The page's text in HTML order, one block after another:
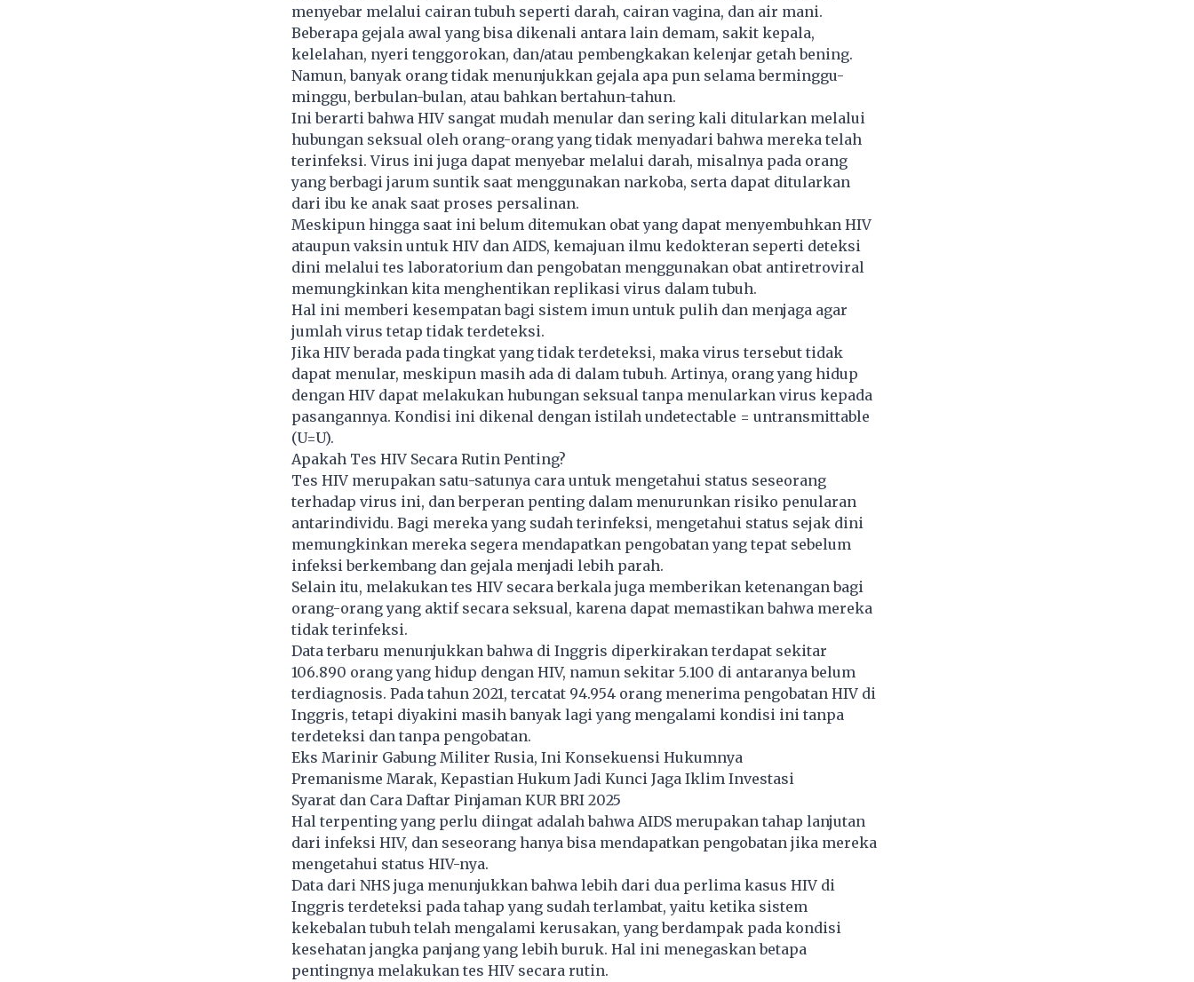
menyebar melalui cairan tubuh seperti darah, cairan vagina, dan air mani.
Beberapa gejala awal yang bisa dikenali antara lain demam, sakit kepala,
kelelahan, nyeri tenggorokan, dan/atau pembengkakan kelenjar getah bening.
Namun, banyak orang tidak menunjukkan gejala apa pun selama berminggu-
minggu, berbulan-bulan, atau bahkan bertahun-tahun.
Ini berarti bahwa HIV sangat mudah menular dan sering kali ditularkan melalui
hubungan seksual oleh orang-orang yang tidak menyadari bahwa mereka telah
terinfeksi. Virus ini juga dapat menyebar melalui darah, misalnya pada orang
yang berbagi jarum suntik saat menggunakan narkoba, serta dapat ditularkan
dari ibu ke anak saat proses persalinan.
Meskipun hingga saat ini belum ditemukan obat yang dapat menyembuhkan HIV
ataupun vaksin untuk HIV dan AIDS, kemajuan ilmu kedokteran seperti deteksi
dini melalui tes laboratorium dan pengobatan menggunakan obat antiretroviral
memungkinkan kita menghentikan replikasi virus dalam tubuh.
Hal ini memberi kesempatan bagi sistem imun untuk pulih dan menjaga agar
jumlah virus tetap tidak terdeteksi.
Jika HIV berada pada tingkat yang tidak terdeteksi, maka virus tersebut tidak
dapat menular, meskipun masih ada di dalam tubuh. Artinya, orang yang hidup
dengan HIV dapat melakukan hubungan seksual tanpa menularkan virus kepada
pasangannya. Kondisi ini dikenal dengan istilah undetectable = untransmittable
(U=U).
Apakah Tes HIV Secara Rutin Penting?
Tes HIV merupakan satu-satunya cara untuk mengetahui status seseorang
terhadap virus ini, dan berperan penting dalam menurunkan risiko penularan
antarindividu. Bagi mereka yang sudah terinfeksi, mengetahui status sejak dini
memungkinkan mereka segera mendapatkan pengobatan yang tepat sebelum
infeksi berkembang dan gejala menjadi lebih parah.
Selain itu, melakukan tes HIV secara berkala juga memberikan ketenangan bagi
orang-orang yang aktif secara seksual, karena dapat memastikan bahwa mereka
tidak terinfeksi.
Data terbaru menunjukkan bahwa di Inggris diperkirakan terdapat sekitar
106.890 orang yang hidup dengan HIV, namun sekitar 5.100 di antaranya belum
terdiagnosis. Pada tahun 2021, tercatat 94.954 orang menerima pengobatan HIV di
Inggris, tetapi diyakini masih banyak lagi yang mengalami kondisi ini tanpa
terdeteksi dan tanpa pengobatan.
Eks Marinir Gabung Militer Rusia, Ini Konsekuensi Hukumnya
Premanisme Marak, Kepastian Hukum Jadi Kunci Jaga Iklim Investasi
Syarat dan Cara Daftar Pinjaman KUR BRI 2025
Hal terpenting yang perlu diingat adalah bahwa AIDS merupakan tahap lanjutan
dari infeksi HIV, dan seseorang hanya bisa mendapatkan pengobatan jika mereka
mengetahui status HIV-nya.
Data dari NHS juga menunjukkan bahwa lebih dari dua perlima kasus HIV di
Inggris terdeteksi pada tahap yang sudah terlambat, yaitu ketika sistem
kekebalan tubuh telah mengalami kerusakan, yang berdampak pada kondisi
kesehatan jangka panjang yang lebih buruk. Hal ini menegaskan betapa
pentingnya melakukan tes HIV secara rutin.